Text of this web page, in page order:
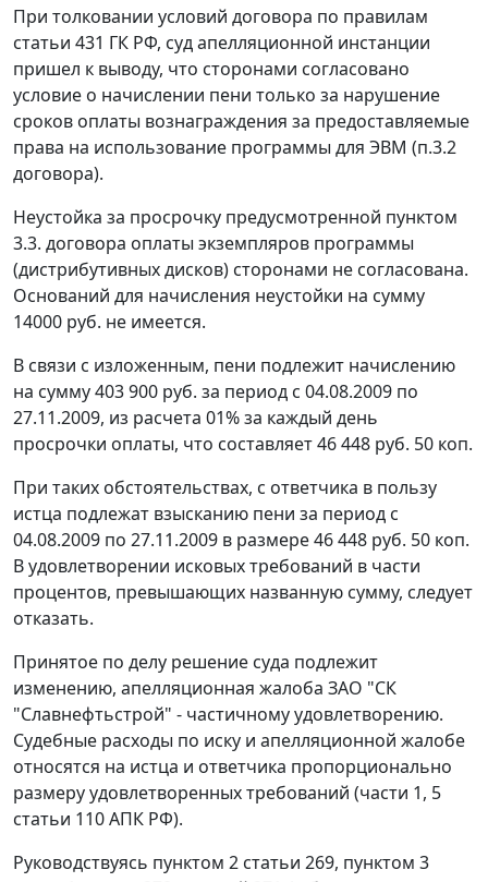
При толковании условий договора по правилам
статьи 431 ГК РФ, суд апелляционной инстанции
пришел к выводу, что сторонами согласовано
условие о начислении пени только за нарушение
сроков оплаты вознаграждения за предоставляемые
права на использование программы для ЭВМ (п.3.2
договора).
Неустойка за просрочку предусмотренной пунктом
3.3. договора оплаты экземпляров программы
(дистрибутивных дисков) сторонами не согласована.
Оснований для начисления неустойки на сумму
14000 руб. не имеется.
В связи с изложенным, пени подлежит начислению
на сумму 403 900 руб. за период с 04.08.2009 по
27.11.2009, из расчета 01% за каждый день
просрочки оплаты, что составляет 46 448 руб. 50 коп.
При таких обстоятельствах, с ответчика в пользу
истца подлежат взысканию пени за период с
04.08.2009 по 27.11.2009 в размере 46 448 руб. 50 коп.
В удовлетворении исковых требований в части
процентов, превышающих названную сумму, следует
отказать.
Принятое по делу решение суда подлежит
изменению, апелляционная жалоба ЗАО "СК
"Славнефтьстрой" - частичному удовлетворению.
Судебные расходы по иску и апелляционной жалобе
относятся на истца и ответчика пропорционально
размеру удовлетворенных требований (части 1, 5
статьи 110АПК РФ).
Руководствуясь пунктом 2 статьи 269, пунктом 3